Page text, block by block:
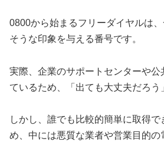
0800から始まるフリーダイヤルは
そうな印象を与える番号です。
実際、企業のサポートセンターや
ているため、「出ても大丈夫だろう
しかし、誰でも比較的簡単に取得で
め、中には悪質な業者や営業目的の